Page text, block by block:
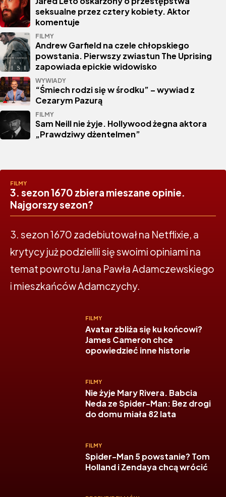
seksualne przez cztery kobiety. Aktor
komentuje
FILMY
Andrew Garfield na czele chłopskiego
powstania. Pierwszy zwiastun The Uprising
zapowiada epickie widowisko
WYWIADY
“Śmiech rodzi się w środku” – wywiad z
Cezarym Pazurą
FILMY
Sam Neill nie żyje. Hollywood żegna aktora
„Prawdziwy dżentelmen”
FILMY
3. sezon 1670 zbiera mieszane opinie.
Najgorszy sezon?
3. sezon 1670 zadebiutował na Netflixie, a
krytycy już podzielili się swoimi opiniami na
temat powrotu Jana Pawła Adamczewskiego
i mieszkańców Adamczychy.
FILMY
Avatar zbliża się ku końcowi?
James Cameron chce
opowiedzieć inne historie
FILMY
Nie żyje Mary Rivera. Babcia
Neda ze Spider-Man: Bez drogi
do domu miała 82 lata
FILMY
Spider-Man 5 powstanie? Tom
Holland i Zendaya chcą wrócić